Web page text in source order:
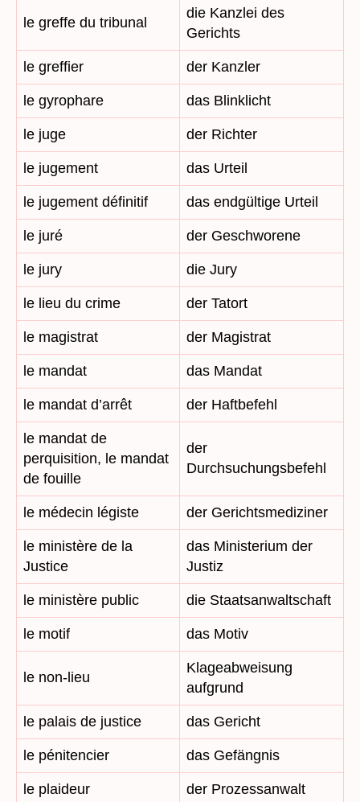
le greffe du tribunal
die Kanzlei des
Gerichts
le greffier der Kanzler
le gyrophare das Blinklicht
le juge der Richter
le jugement das Urteil
le jugement définitif das endgültige Urteil
le juré der Geschworene
le jury die Jury
le lieu du crime der Tatort
le magistrat der Magistrat
le mandat das Mandat
le mandat d’arrêt der Haftbefehl
le mandat de
perquisition, le mandat
de fouille
der
Durchsuchungsbefehl
le médecin légiste der Gerichtsmediziner
le ministère de la
Justice
das Ministerium der
Justiz
le ministère public die Staatsanwaltschaft
le motif das Motiv
le non-lieu
Klageabweisung
aufgrund
le palais de justice das Gericht
le pénitencier das Gefängnis
le plaideur der Prozessanwalt